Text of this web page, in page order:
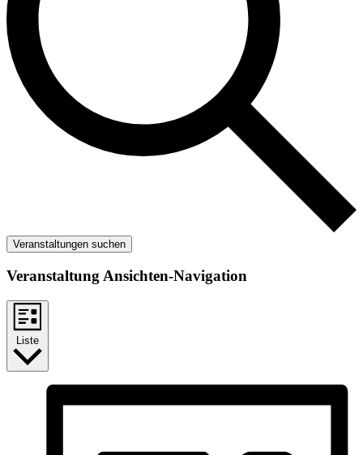
Veranstaltungen suchen
Veranstaltung Ansichten-Navigation
Liste